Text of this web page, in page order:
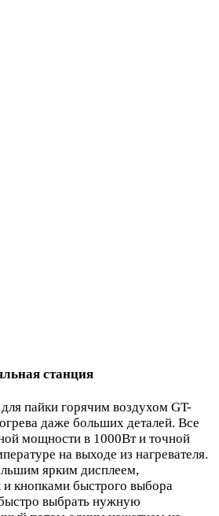
станция
пайки горячим воздухом GT-
даже больших деталей. Все
мощности в 1000Вт и точной
на выходе из нагревателя.
ярким дисплеем,
кнопками быстрого выбора
выбрать нужную